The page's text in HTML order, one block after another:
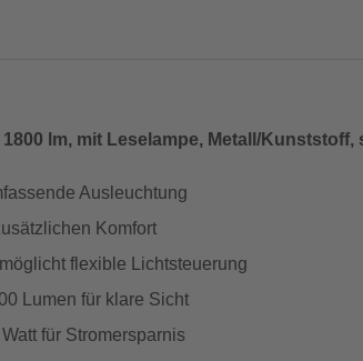
lm, mit Leselampe, Metall/Kunststoff,
Ausleuchtung
Komfort
flexible Lichtsteuerung
Lumen für klare Sicht
für Stromersparnis